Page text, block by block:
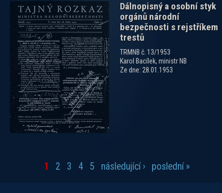
Dálnopisný a osobní styk
orgánů národní
bezpečnosti s rejstříkem
trestů
TRMNB č. 13/1953
Karol Bacílek, ministr NB
Ze dne: 28.01.1953
1 2 3 4 5 následující › poslední »